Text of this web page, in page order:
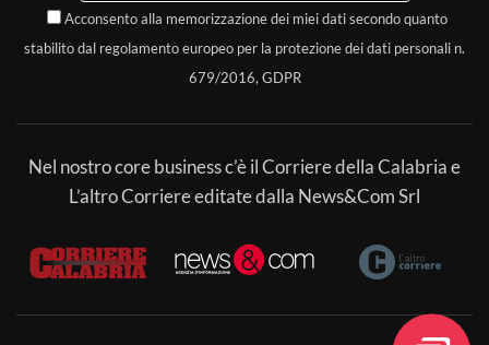
Acconsento alla memorizzazione dei miei dati secondo quanto
stabilito dal regolamento europeo per la protezione dei dati personali n.
679/2016, GDPR
Nel nostro core business c’è il Corriere della Calabria e
L’altro Corriere editate dalla News&Com Srl